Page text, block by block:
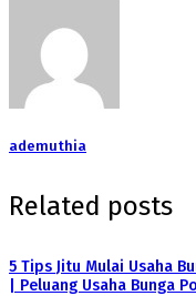
ademuthia
Related posts
5 Tips Jitu Mulai Usaha
| Peluang Usaha Bunga